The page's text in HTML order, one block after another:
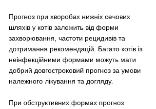
Прогноз при хворобах нижніх сечових
шляхів у котів залежить від форми
захворювання, частоти рецидивів та
дотримання рекомендацій. Багато котів із
неінфекційними формами можуть мати
добрий довгостроковий прогноз за умови
належного лікування та догляду.
При обструктивних формах прогноз